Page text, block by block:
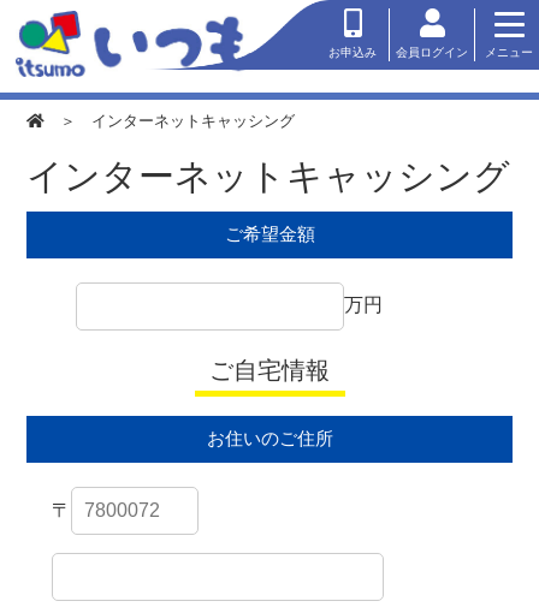
メニュー
お申込み 会員ログイン
＞ インターネットキャッシング
インターネットキャッシング
ご希望金額
万円
ご自宅情報
お住いのご住所
〒